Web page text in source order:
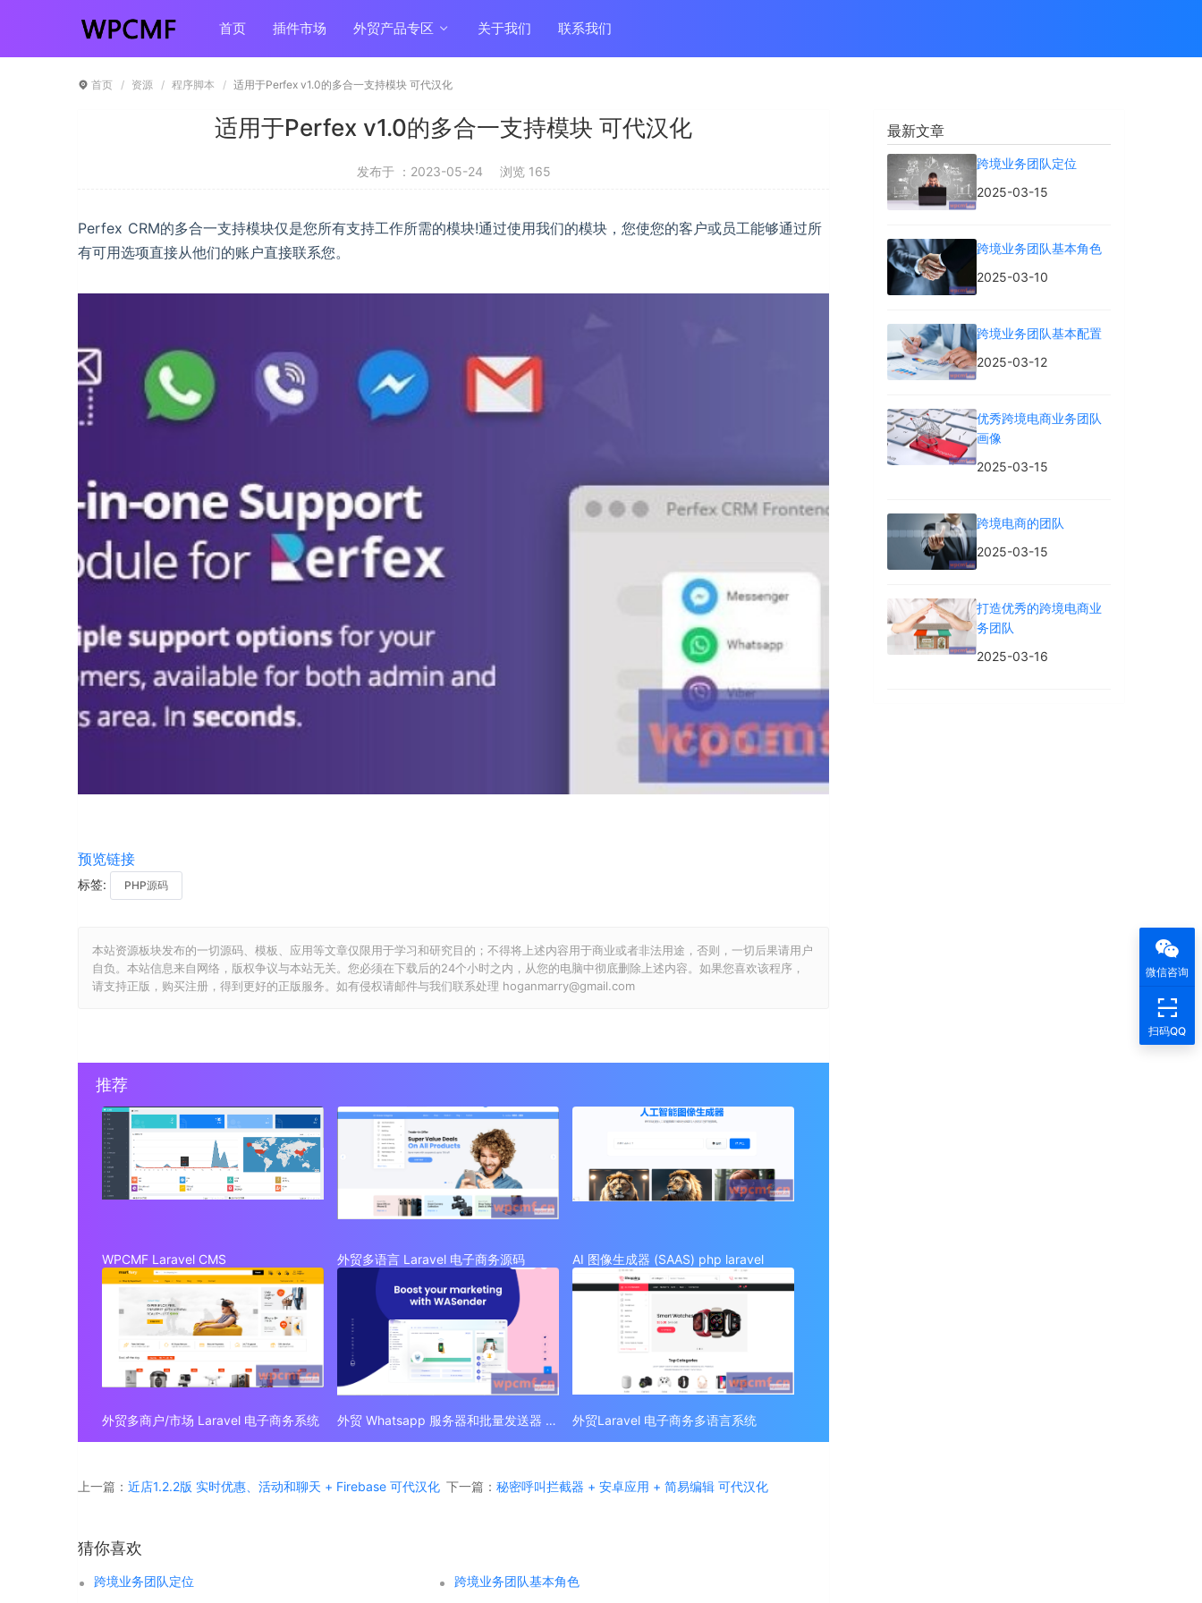
首页 插件市场 外贸产品专区 关于我们 联系我们
首页 资源 程序脚本 适用于Perfex v1.0的多合一支持模块 可代汉化
适用于Perfex v1.0的多合一支持模块 可代汉化
发布于 ：2023-05-24 浏览 165
Perfex CRM的多合一支持模块仅是您所有支持工作所需的模块!通过使用我们的模块，您使您的客户或员工能够通过所
有可用选项直接从他们的账户直接联系您。
预览链接
标签: PHP源码
本站资源板块发布的一切源码、模板、应用等文章仅限用于学习和研究目的；不得将上述内容用于商业或者非法用途，否则，一切后果请用户
自负。本站信息来自网络，版权争议与本站无关。您必须在下载后的24个小时之内，从您的电脑中彻底删除上述内容。如果您喜欢该程序，
请支持正版，购买注册，得到更好的正版服务。如有侵权请邮件与我们联系处理 hoganmarry@gmail.com
推荐
WPCMF Laravel CMS 外贸多语言 Laravel 电子商务源码 AI 图像生成器 (SAAS) php laravel
外贸多商户/市场 Laravel 电子商务系统 外贸 Whatsapp 服务器和批量发送器 (SAAS) 外贸Laravel 电子商务多语言系统
上一篇： 近店1.2.2版 实时优惠、活动和聊天 + Firebase 可代汉化 下一篇： 秘密呼叫拦截器 + 安卓应用 + 简易编辑 可代汉化
猜你喜欢
跨境业务团队定位 跨境业务团队基本角色
最新文章
跨境业务团队定位
2025-03-15
跨境业务团队基本角色
2025-03-10
跨境业务团队基本配置
2025-03-12
优秀跨境电商业务团队
画像
2025-03-15
跨境电商的团队
2025-03-15
打造优秀的跨境电商业
务团队
2025-03-16
微信咨询
扫码QQ